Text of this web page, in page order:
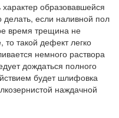
образовавшейся
если наливной пол
время трещина не
такой дефект легко
немного раствора
дождаться полного
будет шлифовка
наждачной